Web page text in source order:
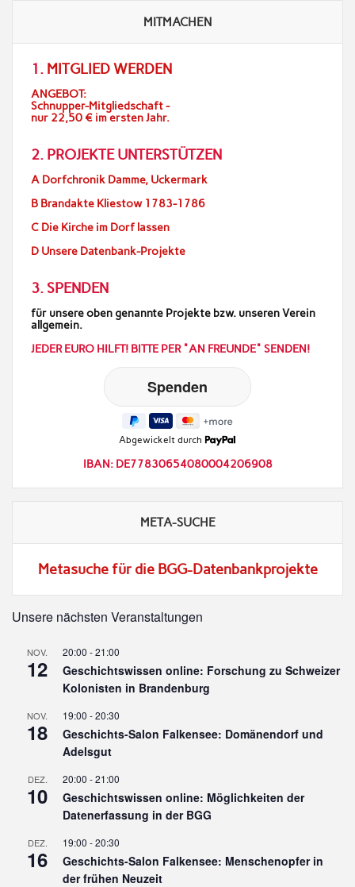
MITMACHEN
1. MITGLIED WERDEN
ANGEBOT:
Schnupper-Mitgliedschaft -
nur 22,50 € im ersten Jahr.
2. PROJEKTE UNTERSTÜTZEN
A Dorfchronik Damme, Uckermark
B Brandakte Kliestow 1783-1786
C Die Kirche im Dorf lassen
D Unsere Datenbank-Projekte
3. SPENDEN
für unsere oben genannte Projekte bzw. unseren Verein
allgemein.
JEDER EURO HILFT! BITTE PER "AN FREUNDE" SENDEN!
Abgewickelt durch
IBAN: DE77830654080004206908
META-SUCHE
Metasuche für die BGG-Datenbankprojekte
Unsere nächsten Veranstaltungen
NOV.
12
20:00 -21:00
Geschichtswissen online: Forschung zu Schweizer
Kolonisten in Brandenburg
NOV.
18
19:00 -20:30
Geschichts-Salon Falkensee: Domänendorf und
Adelsgut
DEZ.
10
20:00 -21:00
Geschichtswissen online: Möglichkeiten der
Datenerfassung in der BGG
DEZ.
16
19:00 -20:30
Geschichts-Salon Falkensee: Menschenopfer in
der frühen Neuzeit